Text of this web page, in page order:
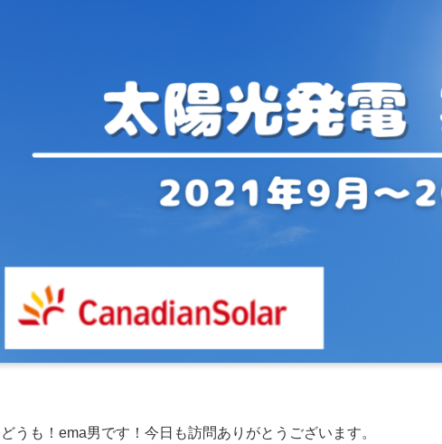
どうも！ema男です！今日も訪問ありがとうございます。